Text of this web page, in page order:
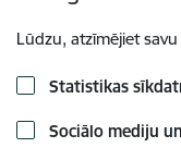
Lūdzu, atzīmējiet savu
Statistikas
Sociālo mediju